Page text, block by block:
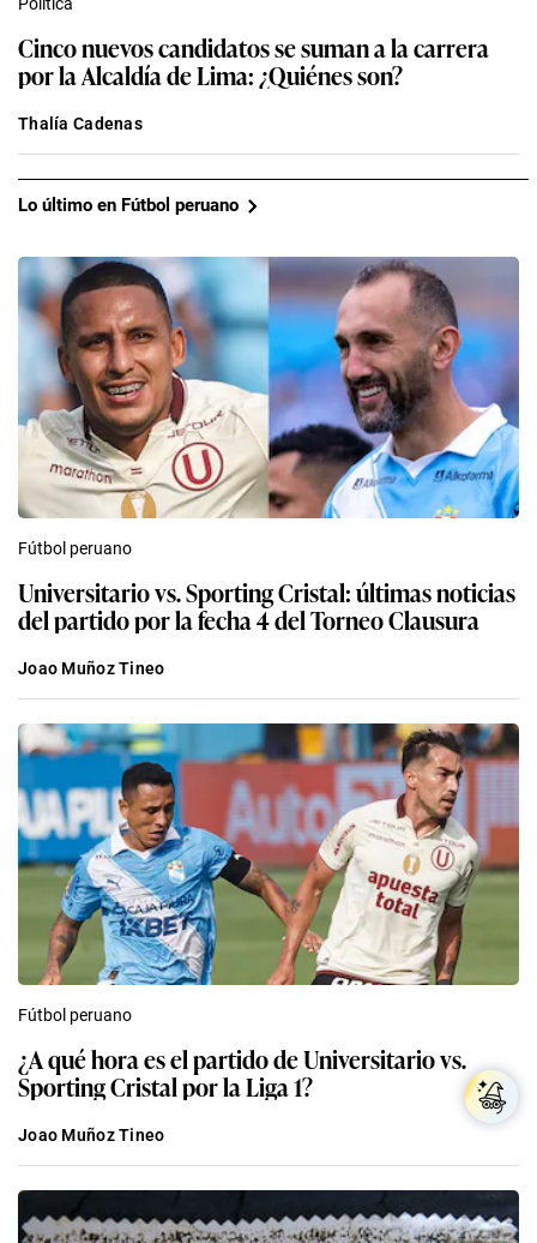
Cinco nuevos candidatos se suman a la carrera
por la Alcaldía de Lima: ¿Quiénes son?
Thalía Cadenas
Lo último en Fútbol peruano
Fútbol peruano
Universitario vs. Sporting Cristal: últimas noticias
del partido por la fecha 4 del Torneo Clausura
Joao Muñoz Tineo
Fútbol peruano
¿A qué hora es el partido de Universitario vs.
Sporting Cristal por la Liga 1?
Joao Muñoz Tineo